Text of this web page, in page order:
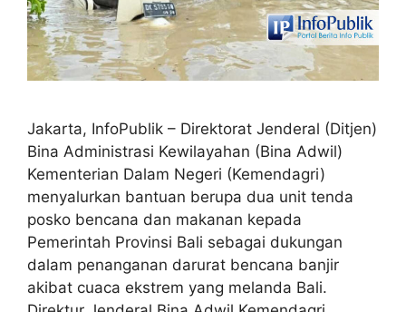
Jakarta, InfoPublik – Direktorat Jenderal (Ditjen)
Bina Administrasi Kewilayahan (Bina Adwil)
Kementerian Dalam Negeri (Kemendagri)
menyalurkan bantuan berupa dua unit tenda
posko bencana dan makanan kepada
Pemerintah Provinsi Bali sebagai dukungan
dalam penanganan darurat bencana banjir
akibat cuaca ekstrem yang melanda Bali.